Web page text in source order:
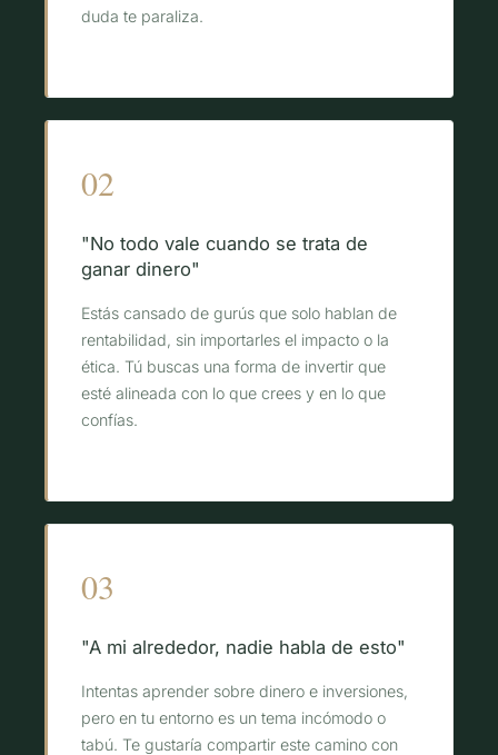
duda te paraliza.
02
"No todo vale cuando se trata de
ganar dinero"
Estás cansado de gurús que solo hablan de
rentabilidad, sin importarles el impacto o la
ética. Tú buscas una forma de invertir que
esté alineada con lo que crees y en lo que
confías.
03
"A mi alrededor, nadie habla de esto"
Intentas aprender sobre dinero e inversiones,
pero en tu entorno es un tema incómodo o
tabú. Te gustaría compartir este camino con